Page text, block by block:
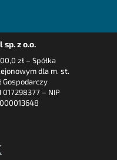
sp. z o.o.
zł – Spółka
dla m. st.
Gospodarczy
017298377 – NIP